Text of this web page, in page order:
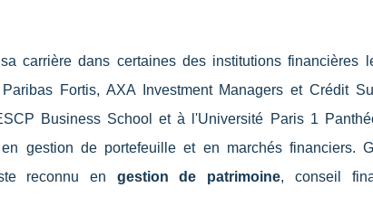
carrière dans certaines des institutions financières
Fortis, AXA Investment Managers et Crédit
Business School et à l'Université Paris 1
gestion de portefeuille et en marchés financiers.
reconnu en gestion de patrimoine, conseil